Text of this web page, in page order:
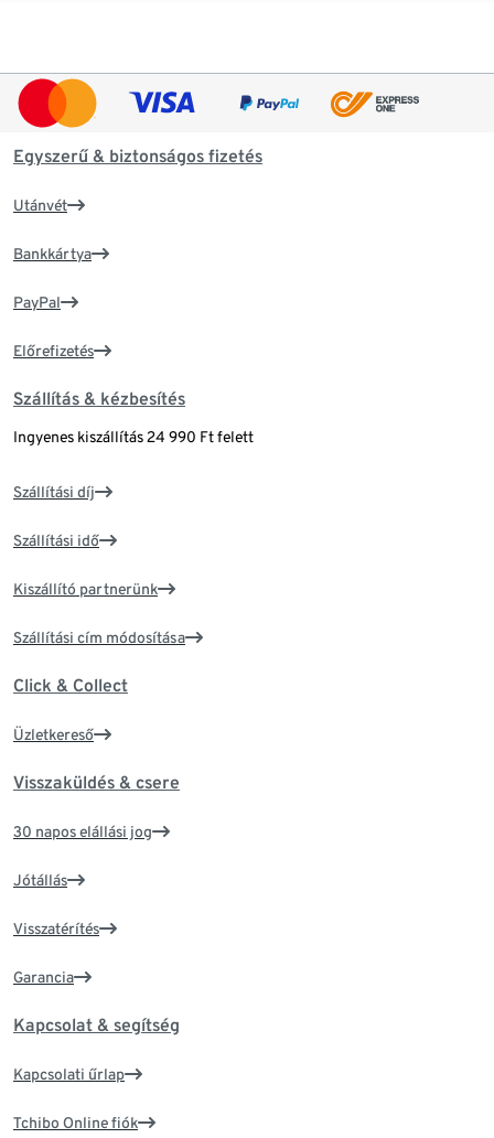
Egyszerű & biztonságos fizetés
Utánvét
Bankkártya
PayPal
Előrefizetés
Szállítás & kézbesítés
Ingyenes kiszállítás 24 990 Ft felett
Szállítási díj
Szállítási idő
Kiszállító partnerünk
Szállítási cím módosítása
Click & Collect
Üzletkereső
Visszaküldés & csere
30 napos elállási jog
Jótállás
Visszatérítés
Garancia
Kapcsolat & segítség
Kapcsolati űrlap
Tchibo Online fiók